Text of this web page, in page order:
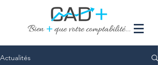
Actualités